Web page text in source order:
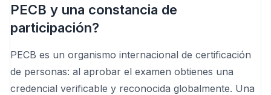
PECB y una constancia de
participación?
PECB es un organismo internacional de certificación
de personas: al aprobar el examen obtienes una
credencial verificable y reconocida globalmente. Una